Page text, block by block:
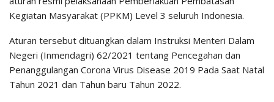
Kegiatan Masyarakat (PPKM) Level 3 seluruh Indonesia.
Aturan tersebut dituangkan dalam Instruksi Menteri Dalam
Negeri (Inmendagri) 62/2021 tentang Pencegahan dan
Penanggulangan Corona Virus Disease 2019 Pada Saat Natal
Tahun 2021 dan Tahun baru Tahun 2022.